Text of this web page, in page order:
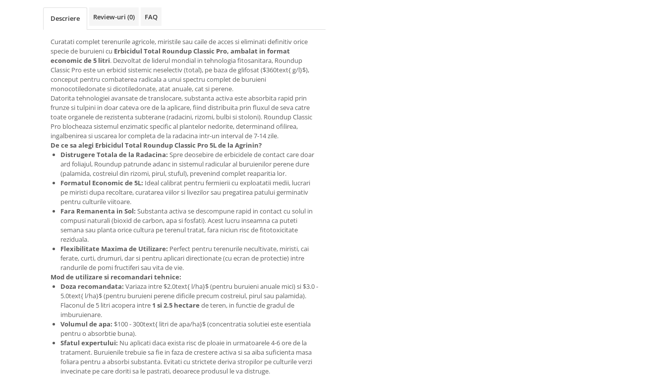
Seminte Legume Profesionale
Seminte pentru germinare
Seminte trifoi
Tratamente repaus vegetativ
Ingrasaminte plante
Ingrasaminte plante
Ingrasaminte plante - CUTIE / KG
Ingrasaminte plante - ECOLOGICE
Ingrasaminte plante - FLORI
Ingrasaminte plante - FLORI - GEL
Casa, Gradina
Accesorii agricole
Accesorii gard electric
Accesorii irigat
Araci/ Suporti plante
Candele / Rezerve / Lumanari
Carabine/ carlige
Descriere Review-uri (0) FAQ
Curatati complet terenurile agricole, miristile sau caile de acces si eliminati definitiv orice
specie de buruieni cu Erbicidul Total Roundup Classic Pro, ambalat in format
economic de 5 litri. Dezvoltat de liderul mondial in tehnologia fitosanitara, Roundup
Classic Pro este un erbicid sistemic neselectiv (total), pe baza de glifosat ($360text{ g/l}$),
conceput pentru combaterea radicala a unui spectru complet de buruieni
monocotiledonate si dicotiledonate, atat anuale, cat si perene.
Datorita tehnologiei avansate de translocare, substanta activa este absorbita rapid prin
frunze si tulpini in doar cateva ore de la aplicare, fiind distribuita prin fluxul de seva catre
toate organele de rezistenta subterane (radacini, rizomi, bulbi si stoloni). Roundup Classic
Pro blocheaza sistemul enzimatic specific al plantelor nedorite, determinand ofilirea,
ingalbenirea si uscarea lor completa de la radacina intr-un interval de 7-14 zile.
De ce sa alegi Erbicidul Total Roundup Classic Pro 5L de la Agrinin?
Distrugere Totala de la Radacina: Spre deosebire de erbicidele de contact care doar
ard foliajul, Roundup patrunde adanc in sistemul radicular al buruienilor perene dure
(palamida, costreiul din rizomi, pirul, stuful), prevenind complet reaparitia lor.
Formatul Economic de 5L: Ideal calibrat pentru fermierii cu exploatatii medii, lucrari
pe miristi dupa recoltare, curatarea viilor si livezilor sau pregatirea patului germinativ
pentru culturile viitoare.
Fara Remanenta in Sol: Substanta activa se descompune rapid in contact cu solul in
compusi naturali (bioxid de carbon, apa si fosfati). Acest lucru inseamna ca puteti
semana sau planta orice cultura pe terenul tratat, fara niciun risc de fitotoxicitate
reziduala.
Flexibilitate Maxima de Utilizare: Perfect pentru terenurile necultivate, miristi, cai
ferate, curti, drumuri, dar si pentru aplicari directionate (cu ecran de protectie) intre
randurile de pomi fructiferi sau vita de vie.
Mod de utilizare si recomandari tehnice:
Doza recomandata: Variaza intre $2.0text{ l/ha}$ (pentru buruieni anuale mici) si $3.0 -
5.0text{ l/ha}$ (pentru buruieni perene dificile precum costreiul, pirul sau palamida).
Flaconul de 5 litri acopera intre 1 si 2.5 hectare de teren, in functie de gradul de
imburuienare.
Volumul de apa: $100 - 300text{ litri de apa/ha}$ (concentratia solutiei este esentiala
pentru o absorbtie buna).
Sfatul expertului: Nu aplicati daca exista risc de ploaie in urmatoarele 4-6 ore de la
tratament. Buruienile trebuie sa fie in faza de crestere activa si sa aiba suficienta masa
foliara pentru a absorbi substanta. Evitati cu strictete deriva stropilor pe culturile verzi
invecinate pe care doriti sa le pastrati, deoarece produsul le va distruge.